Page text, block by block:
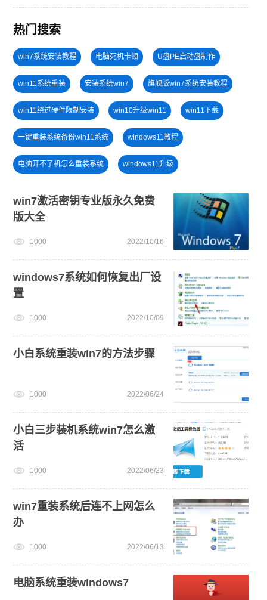
热门搜索
win7系统安装教程 电脑死机卡顿 U盘PE启动盘制作
win11系统重装 安装系统win7 旗舰版win7系统安装教程
win11绕过硬件限制安装 win10升级win11 win11下载
一键重装系统备份win11系统 windows11教程
电脑开不了机怎么重装系统 windows11升级
windows11安装教程
win11系统下载 戴尔一键重装系统教育版
win7激活密钥专业版永久免费
版大全
1000 2022/10/16
windows7系统如何恢复出厂设
置
1000 2022/10/09
小白系统重装win7的方法步骤
1000 2022/06/24
小白三步装机系统win7怎么激
活
1000 2022/06/23
win7重装系统后连不上网怎么
办
1000 2022/06/13
电脑系统重装windows7